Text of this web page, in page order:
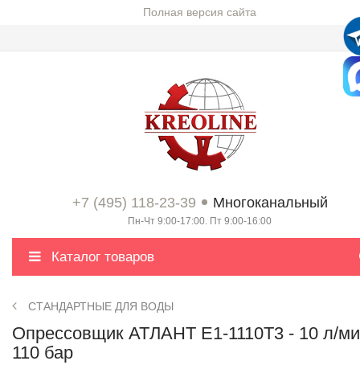
Полная версия сайта
+7 (495) 118-23-39 Многоканальный
Пн-Чт 9:00-17:00. Пт 9:00-16:00
Каталог товаров
СТАНДАРТНЫЕ ДЛЯ ВОДЫ
Опрессовщик АТЛАНТ Е1-1110Т3 - 10 л/
110 бар